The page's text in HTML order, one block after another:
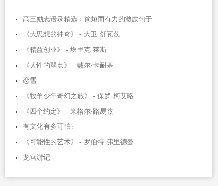
高三励志语录精选：简短而有力的激励句子
《大思想的神奇》 - 大卫·舒瓦茨
《精益创业》 - 埃里克·莱斯
《人性的弱点》 - 戴尔·卡耐基
恋雪
《牧羊少年奇幻之旅》 - 保罗·柯艾略
《四个约定》 - 米格尔·路易兹
有文化有多可怕?
《可能性的艺术》 - 罗伯特·弗里德曼
龙宫游记